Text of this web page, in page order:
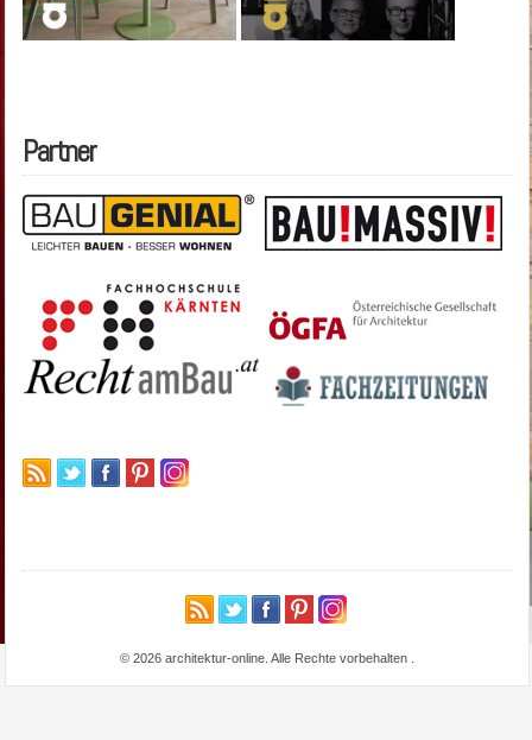
Partner
© 2026 architektur-online. Alle Rechte vorbehalten .